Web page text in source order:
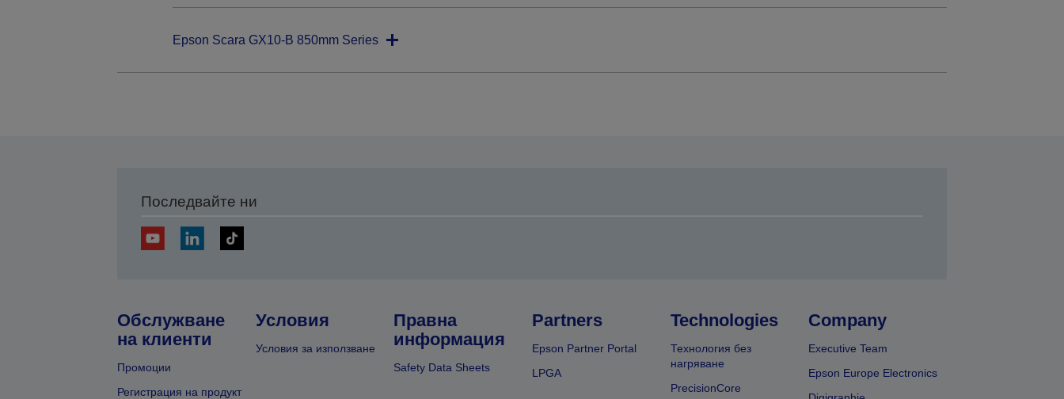
Epson Scara GX10-B 850mm Series
Последвайте ни
Обслужване
на клиенти
Промоции
Регистрация на продукт
Условия
Условия за използване
Правна
информация
Safety Data Sheets
Partners
Epson Partner Portal
LPGA
Technologies
Технология без
нагряване
PrecisionCore
Company
Executive Team
Epson Europe Electronics